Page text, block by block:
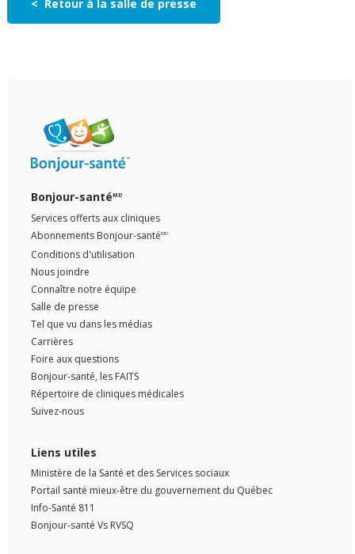
< Retour à la salle de presse
Bonjour-santéMD
Services offerts aux cliniques
Abonnements Bonjour-santéMD
Conditions d'utilisation
Nous joindre
Connaître notre équipe
Salle de presse
Tel que vu dans les médias
Carrières
Foire aux questions
Bonjour-santé, les FAITS
Répertoire de cliniques médicales
Suivez-nous
Liens utiles
Ministère de la Santé et des Services sociaux
Portail santé mieux-être du gouvernement du Québec
Info-Santé 811
Bonjour-santé Vs RVSQ